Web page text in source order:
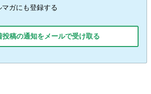
ガにも登録する
稿の通知をメールで受け取る